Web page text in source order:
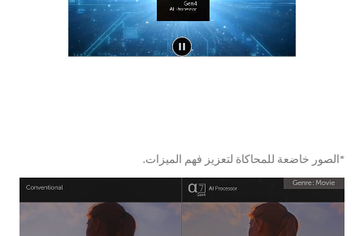
*الصور خاضعة للمحاكاة لتعزيز فهم الميزات.